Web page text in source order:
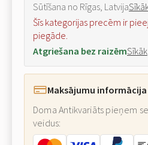
Sūtīšana no Rīgas, Latvija
Šīs kategorijas precēm ir
piegāde.
Atgriešana bez raizēmSīkāk
Maksājumu informācija
Doma Antikvariāts pieņem
veidus: